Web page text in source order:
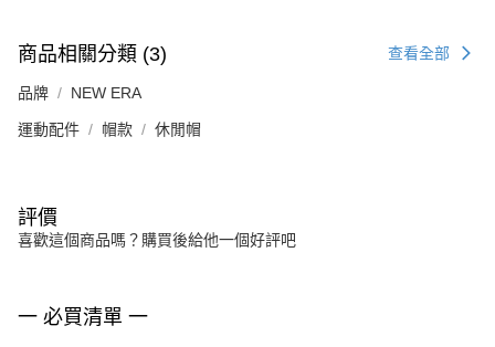
商品相關分類 (3) 查看全部
品牌 NEW ERA
運動配件 帽款 休閒帽
評價
喜歡這個商品嗎？購買後給他一個好評吧
一 必買清單 一